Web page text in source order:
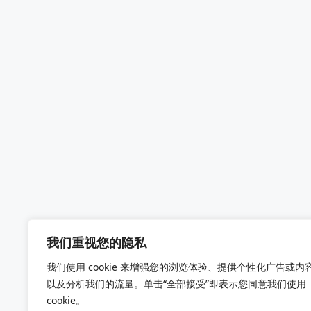
我们重视您的隐私
我们使用 cookie 来增强您的浏览体验、提供个性化广告或内
以及分析我们的流量。单击“全部接受”即表示您同意我们使用
cookie。